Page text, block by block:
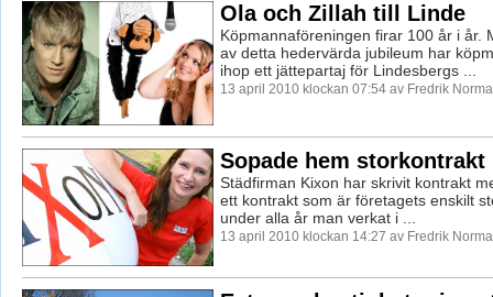
Ola och Zillah till Linde
Köpmannaföreningen firar 100 år i år.
av detta hedervärda jubileum har
ihop ett jättepartaj för Lindesbergs ...
13 april 2010 klockan 07:54 av Fredrik
Sopade hem storkontrakt
Städfirman Kixon har skrivit kontrakt
ett kontrakt som är företagets enskilt
under alla år man verkat i ...
13 april 2010 klockan 14:27 av Fredrik